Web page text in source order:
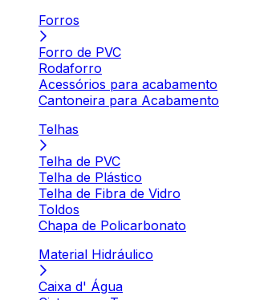
Forros
Forro de PVC
Rodaforro
Acessórios para acabamento
Cantoneira para Acabamento
Telhas
Telha de PVC
Telha de Plástico
Telha de Fibra de Vidro
Toldos
Chapa de Policarbonato
Material Hidráulico
Caixa d' Água